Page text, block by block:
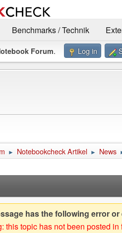
Benchmarks / Technik
Forum. Log in
► Notebookcheck Artikel ► News
has the following error
this topic has not been posted in